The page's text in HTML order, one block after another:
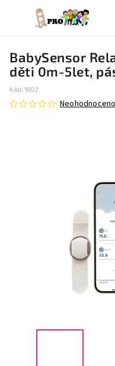
BabySensor
děti 0m-5let,
Kód: 9822